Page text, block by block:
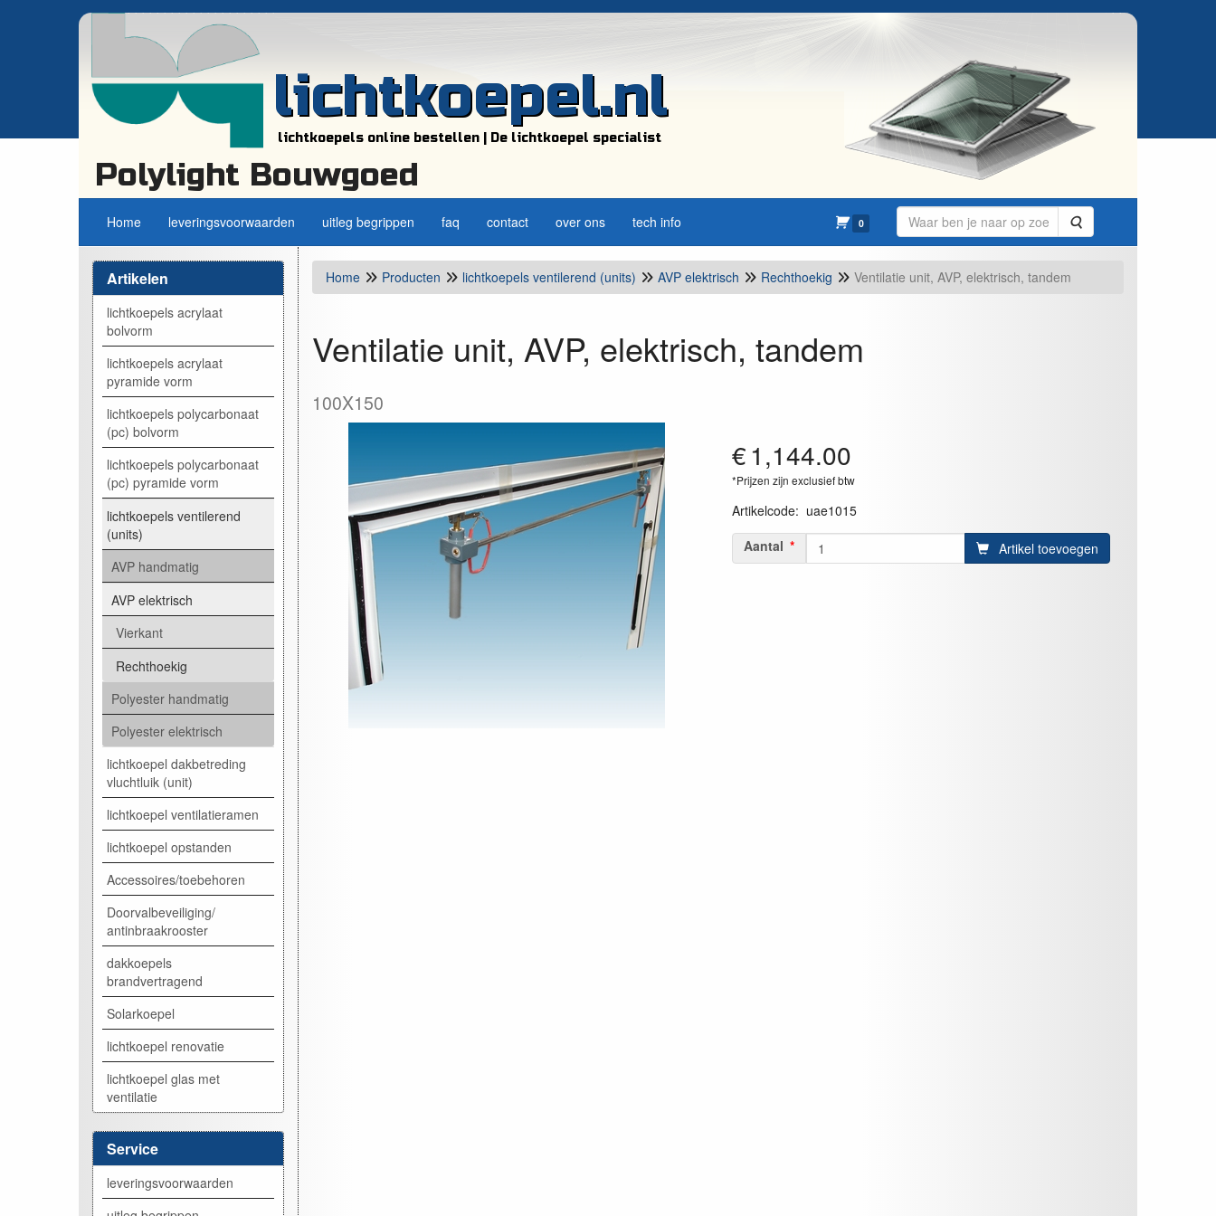
lichtkoepel.nl
lichtkoepels online bestellen | De lichtkoepel specialist
Polylight Bouwgoed
Home leveringsvoorwaarden uitleg begrippen faq contact over ons tech info 0 Zoeken
Artikelen
lichtkoepels acrylaat
bolvorm
lichtkoepels acrylaat
pyramide vorm
lichtkoepels polycarbonaat
(pc) bolvorm
lichtkoepels polycarbonaat
(pc) pyramide vorm
lichtkoepels ventilerend
(units)
AVP handmatig
AVP elektrisch
Vierkant
Rechthoekig
Polyester handmatig
Polyester elektrisch
lichtkoepel dakbetreding
vluchtluik (unit)
lichtkoepel ventilatieramen
lichtkoepel opstanden
Accessoires/toebehoren
Doorvalbeveiliging/
antinbraakrooster
dakkoepels
brandvertragend
Solarkoepel
lichtkoepel renovatie
lichtkoepel glas met
ventilatie
Service
leveringsvoorwaarden
Home Producten lichtkoepels ventilerend (units) AVP elektrisch Rechthoekig Ventilatie unit, AVP, elektrisch, tandem
Ventilatie unit, AVP, elektrisch, tandem
100X150
€1,144.00
*Prijzen zijn exclusief btw
Artikelcode: uae1015
Aantal
Artikel toevoegen